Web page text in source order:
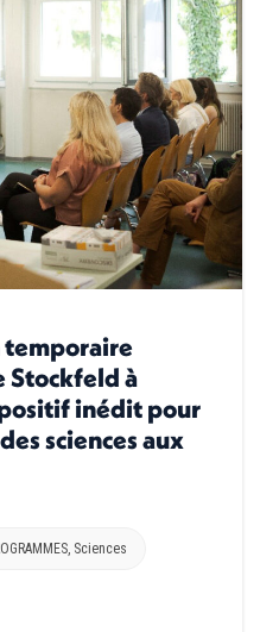
temporaire
Stockfeld à
inédit pour
sciences aux
, Sciences